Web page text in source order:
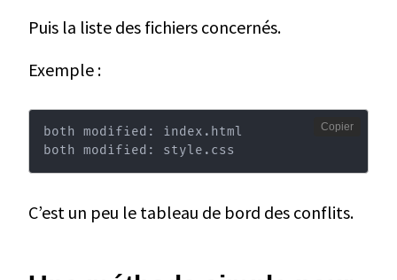
Puis la liste des fichiers concernés.
Exemple :
both modified: index.html
both modified: style.css
Copier
C’est un peu le tableau de bord des conflits.